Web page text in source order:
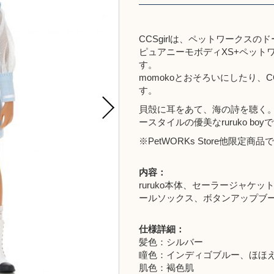
CCSgirlは、ペットワークスの
ピュアニーモボディXS+ペット
す。
momokoとおそろいにしたり、
す。
貝殻に耳をあて、海の詩を聴く
ースタイルの優美なruruko boy
※PetWORKs Store他限定商品
内容：
ruruko本体、セーラージャケッ
ールソックス、ボタンアップブ
仕様詳細：
髪色：シルバー
瞳色：インディゴブルー、ほほ
肌色：褐色肌